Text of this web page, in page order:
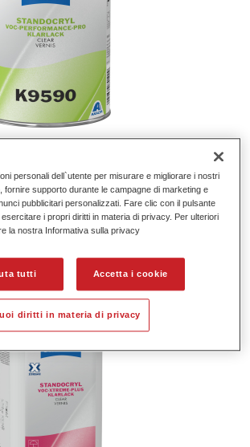
VOC Xtreme Plus Clear
02084153
4024669618877
personali dell`utente per misurare e migliorare i nostri
fornire supporto durante le campagne di marketing e
pubblicitari personalizzati. Fare clic con il pulsante
i propri diritti in materia di privacy. Per ulteriori
la nostra Informativa sulla privacy
tutti Accetta i cookie
diritti in materia di privacy